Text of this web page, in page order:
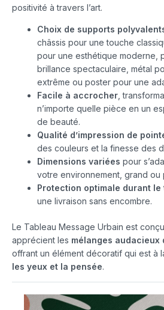
positivité à travers l’art.
Choix de supports
châssis pour une touche
pour une esthétique moderne,
brillance spectaculaire, métal
extrême ou poster pour une
Facile à accrocher ,
n’importe quelle pièce en un
de beauté.
Qualité d’impression de
des couleurs et la finesse des
Dimensions variées pour
votre environnement, grand ou
Protection optimale durant
une livraison sans encombre.
Le Tableau Message Urbain est
apprécient les mélanges audacieux
offrant un élément décoratif qui est à
les yeux et la pensée.